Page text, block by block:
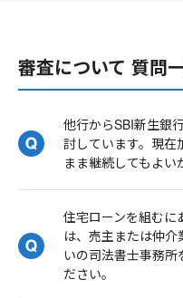
審査について 質問
他行からSBI新生銀
討しています。現在
まま継続してもよい
住宅ローンを組むに
は、売主または仲
いの司法書士事務所
ださい。